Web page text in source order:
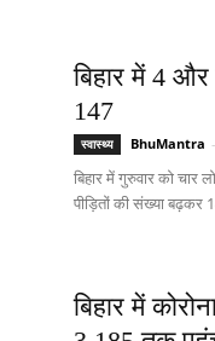
बिहार में 4
147
स्वास्थ्य BhuMantra -
बिहार में गुरुवार को चार
पीड़ितों की संख्या बढ़कर
बिहार में